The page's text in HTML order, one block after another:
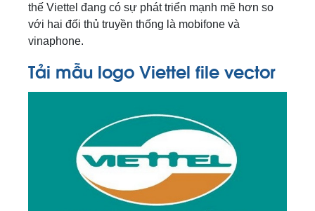
thế Viettel đang có sự phát triển mạnh mẽ hơn so
với hai đối thủ truyền thống là mobifone và
vinaphone.
Tải mẫu logo Viettel file vector